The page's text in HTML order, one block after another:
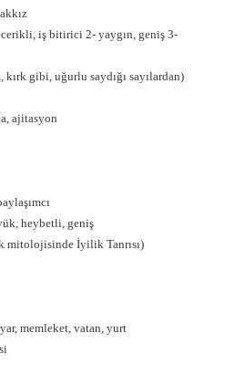
iş bitirici 2- yaygın, geniş 3-
gibi, uğurlu saydığı sayılardan)
ajitasyon
heybetli, geniş
mitolojisinde İyilik Tanrısı)
memleket, vatan, yurt